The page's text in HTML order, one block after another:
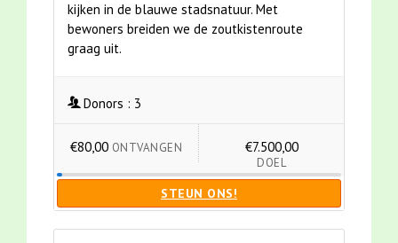
kijken in de blauwe stadsnatuur. Met
bewoners breiden we de zoutkistenroute
graag uit.
Donors : 3
€80,00 ONTVANGEN €7.500,00
DOEL
STEUN ONS!